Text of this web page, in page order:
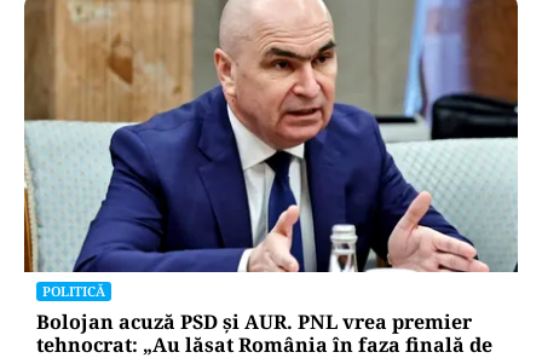
POLITICĂ
Tovarășa Șoșoacă: denunțată penal pentru
trădare și comunicarea de informații false